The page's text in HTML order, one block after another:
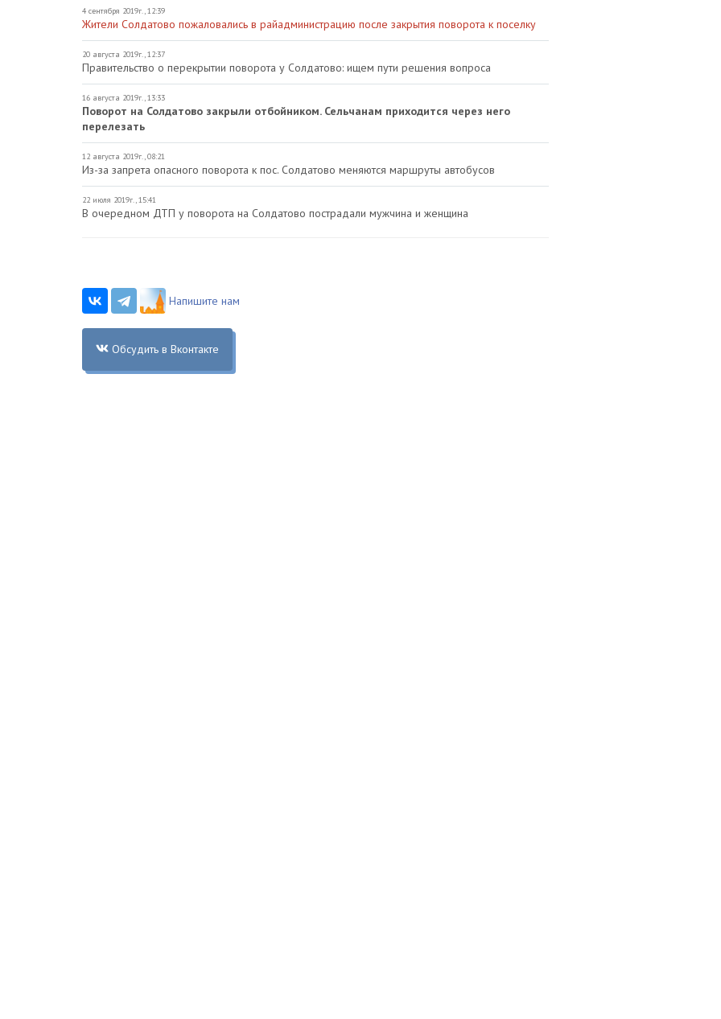
4 сентября 2019г., 12:39
Жители Солдатово пожаловались в райадминистрацию после закрытия поворота к поселку
20 августа 2019г., 12:37
Правительство о перекрытии поворота у Солдатово: ищем пути решения вопроса
16 августа 2019г., 13:33
Поворот на Солдатово закрыли отбойником. Сельчанам приходится через него
перелезать
12 августа 2019г., 08:21
Из-за запрета опасного поворота к пос. Солдатово меняются маршруты автобусов
22 июля 2019г., 15:41
В очередном ДТП у поворота на Солдатово пострадали мужчина и женщина
Напишите нам
Обсудить в Вконтакте